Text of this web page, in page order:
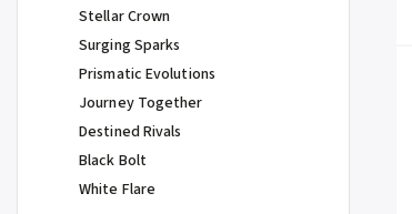
Stellar Crown
Surging Sparks
Prismatic Evolutions
Journey Together
Destined Rivals
Black Bolt
White Flare